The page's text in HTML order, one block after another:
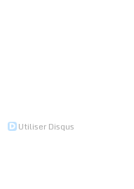
Utiliser Disqus